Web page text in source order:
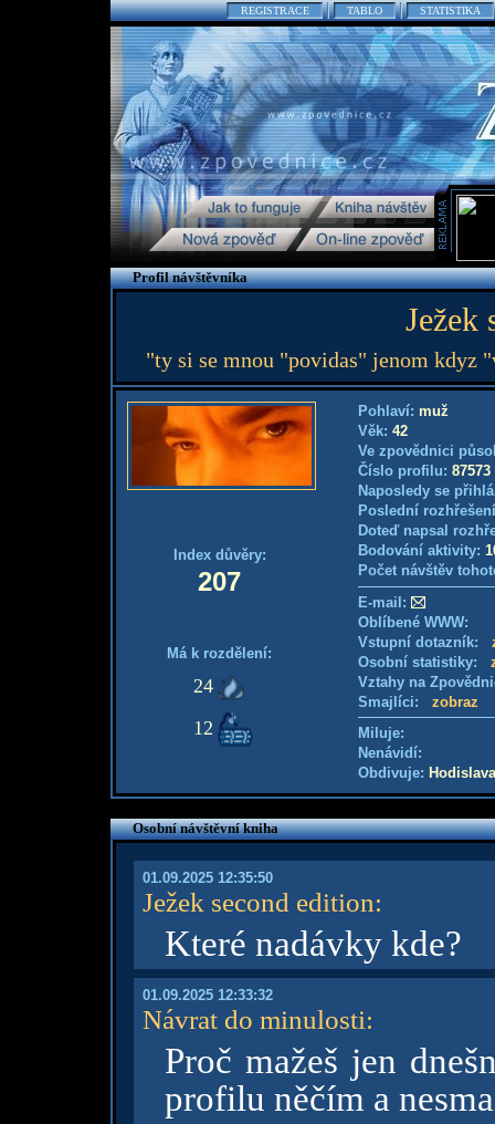
REGISTRACE TABLO STATISTIKA
Profil návštěvníka
Ježek
"ty si se mnou "povidas" jenom kdyz
Index důvěry:
207
Má k rozdělení:
24
12
Pohlaví: muž
Věk: 42
Ve zpovědnici
Číslo profilu: 87573
Naposledy se
Poslední
Doteď napsal
Bodování aktivity:
Počet návštěv
E-mail:
Oblíbené WWW:
Vstupní dotazník:
Osobní statistiky:
Vztahy na
Smajlíci: zobraz
Miluje:
Nenávidí:
Obdivuje: Hodislava
Osobní návštěvní kniha
01.09.2025 12:35:50
Ježek second edition:
Které nadávky kde?
01.09.2025 12:33:32
Návrat do minulosti:
Proč mažeš jen
profilu něčím a